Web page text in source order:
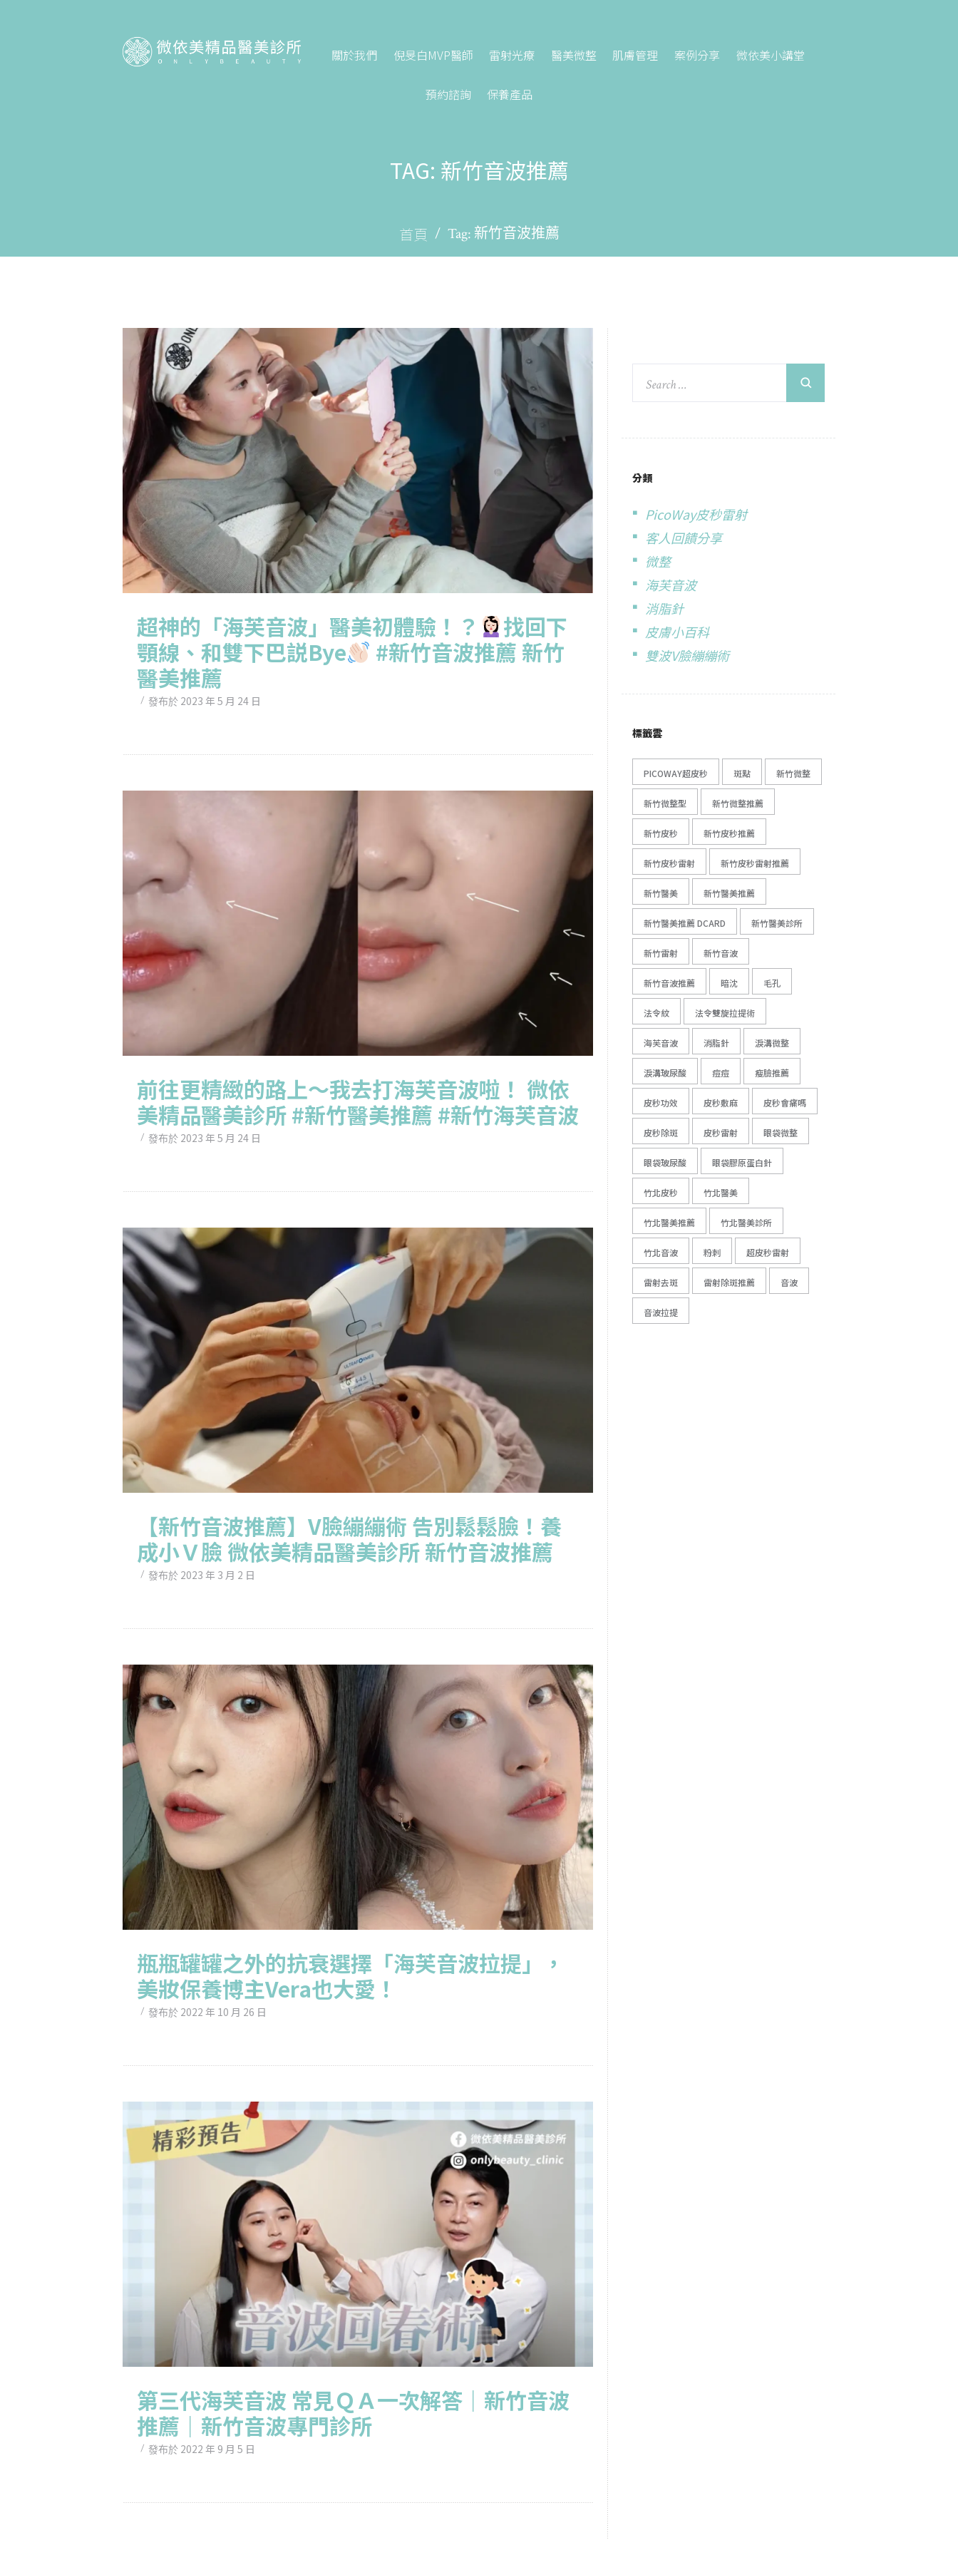
關於我們 倪旻白MVP醫師 雷射光療 醫美微整 肌膚管理 案例分享 微依美小講堂
預約諮詢 保養產品
TAG: 新竹音波推薦
首頁 Tag: 新竹音波推薦
超神的「海芙音波」醫美初體驗！？
找回下
顎線、和雙下巴説Bye
#新竹音波推薦 新竹
醫美推薦
發布於 2023 年 5 月 24 日
前往更精緻的路上～我去打海芙音波啦！ 微依
美精品醫美診所 #新竹醫美推薦 #新竹海芙音波
發布於 2023 年 5 月 24 日
【新竹音波推薦】V臉繃繃術 告別鬆鬆臉！養
成小Ｖ臉 微依美精品醫美診所 新竹音波推薦
發布於 2023 年 3 月 2 日
瓶瓶罐罐之外的抗衰選擇「海芙音波拉提」，
美妝保養博主Vera也大愛！
發布於 2022 年 10 月 26 日
第三代海芙音波 常見ＱＡ一次解答｜新竹音波
推薦｜新竹音波專門診所
發布於 2022 年 9 月 5 日
分類
PicoWay皮秒雷射
客人回饋分享
微整
海芙音波
消脂針
皮膚小百科
雙波V臉繃繃術
標籤雲
PICOWAY超皮秒 斑點 新竹微整
新竹微整型 新竹微整推薦
新竹皮秒 新竹皮秒推薦
新竹皮秒雷射 新竹皮秒雷射推薦
新竹醫美 新竹醫美推薦
新竹醫美推薦 DCARD 新竹醫美診所
新竹雷射 新竹音波
新竹音波推薦 暗沈 毛孔
法令紋 法令雙旋拉提術
海芙音波 消脂針 淚溝微整
淚溝玻尿酸 痘痘 瘦臉推薦
皮秒功效 皮秒敷麻 皮秒會痛嗎
皮秒除斑 皮秒雷射 眼袋微整
眼袋玻尿酸 眼袋膠原蛋白針
竹北皮秒 竹北醫美
竹北醫美推薦 竹北醫美診所
竹北音波 粉刺 超皮秒雷射
雷射去斑 雷射除斑推薦 音波
音波拉提